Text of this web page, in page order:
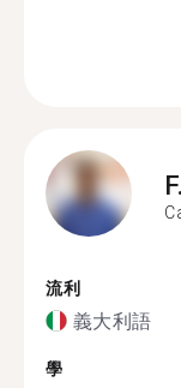
F.
流利
義大利語
學